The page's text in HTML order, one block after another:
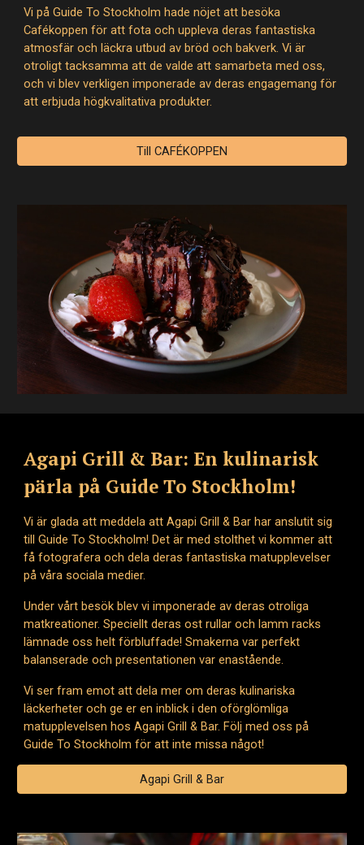
Vi på Guide To Stockholm hade nöjet att besöka
Cafékoppen för att fota och uppleva deras fantastiska
atmosfär och läckra utbud av bröd och bakverk. Vi är
otroligt tacksamma att de valde att samarbeta med oss,
och vi blev verkligen imponerade av deras engagemang för
att erbjuda högkvalitativa produkter.
Till CAFÉKOPPEN
Agapi Grill & Bar: En kulinarisk
pärla på Guide To Stockholm!
Vi är glada att meddela att Agapi Grill & Bar har anslutit sig
till Guide To Stockholm! Det är med stolthet vi kommer att
få fotografera och dela deras fantastiska matupplevelser
på våra sociala medier.
Under vårt besök blev vi imponerade av deras otroliga
matkreationer. Speciellt deras ost rullar och lamm racks
lämnade oss helt förbluffade! Smakerna var perfekt
balanserade och presentationen var enastående.
Vi ser fram emot att dela mer om deras kulinariska
läckerheter och ge er en inblick i den oförglömliga
matupplevelsen hos Agapi Grill & Bar. Följ med oss på
Guide To Stockholm för att inte missa något!
Agapi Grill & Bar